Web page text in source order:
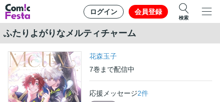
ログイン 会員登録
検索
ふたりよがりなメルティチャーム
花森玉子
7巻 まで配信中
応援メッセージ2件